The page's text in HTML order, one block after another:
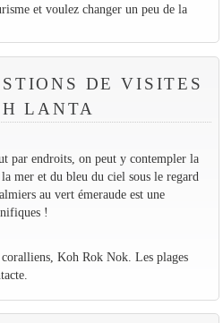
et voulez changer un peu de la
DE VISITES
LANTA
par endroits, on peut y contempler la
mer et du bleu du ciel sous le regard
au vert émeraude est une
!
Koh Rok Nok. Les plages